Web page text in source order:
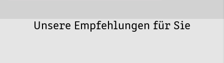
Unsere Empfehlungen für Sie